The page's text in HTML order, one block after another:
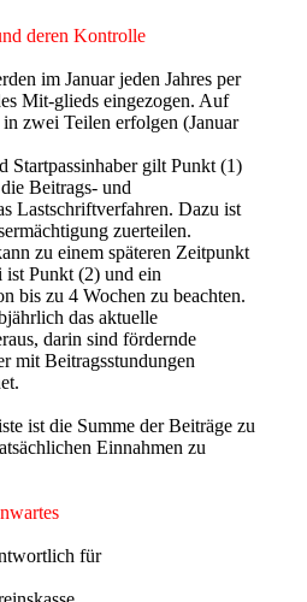
deren Kontrolle
im Januar jeden Jahres per
Mit-glieds eingezogen. Auf
zwei Teilen erfolgen (Januar
Startpassinhaber gilt Punkt (1)
Beitrags- und
Lastschriftverfahren. Dazu ist
zuerteilen.
zu einem späteren Zeitpunkt
ist Punkt (2) und ein
bis zu 4 Wochen zu beachten.
das aktuelle
darin sind fördernde
mit Beitragsstundungen
ist die Summe der Beiträge zu
Einnahmen zu
für